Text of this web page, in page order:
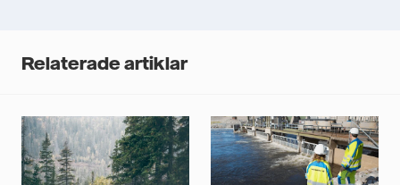
tredje part, och du kan när som helst återkalla ditt
personuppgifter.
Jag samtycker till att Vattenfall behandlar mina
personuppgifter för att kunna skicka mig
Relaterade artiklar